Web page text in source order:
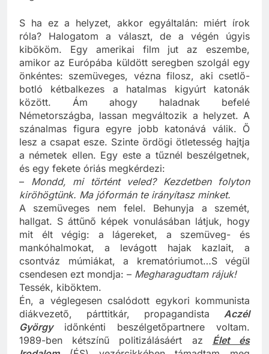
S ha ez a helyzet, akkor egyáltalán: miért írok
róla? Halogatom a választ, de a végén úgyis
kibököm. Egy amerikai film jut az eszembe,
amikor az Európába küldött seregben szolgál egy
önkéntes: szemüveges, vézna filosz, aki csetlő-
botló kétbalkezes a hatalmas kigyúrt katonák
között. Ám ahogy haladnak befelé
Németországba, lassan megváltozik a helyzet. A
szánalmas figura egyre jobb katonává válik. Ő
lesz a csapat esze. Szinte ördögi ötletesség hajtja
a németek ellen. Egy este a tűznél beszélgetnek,
és egy fekete óriás megkérdezi:
–Mondd, mi történt veled? Kezdetben folyton
kiröhögtünk. Ma jóformán te irányítasz minket.
A szemüveges nem felel. Behunyja a szemét,
hallgat. S áttűnő képek vonulásában látjuk, hogy
mit élt végig: a lágereket, a szemüveg- és
mankóhalmokat, a levágott hajak kazlait, a
csontváz múmiákat, a krematóriumot…S végül
csendesen ezt mondja: –
Tessék, kiböktem.
Én, a véglegesen csalódott egykori kommunista
diákvezető, párttitkár, propagandistaAczél
Györgyidőnkénti beszélgetőpartnere voltam.
1989-ben kétszínű politizálásáért azÉlet és